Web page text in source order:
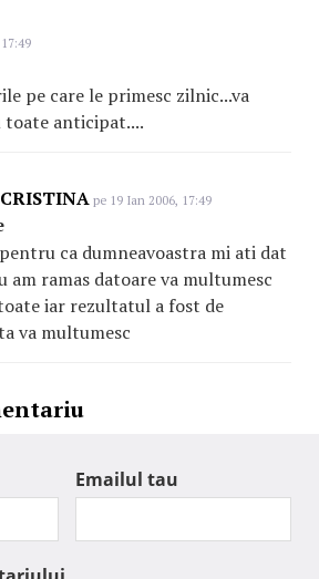
pe care le primesc zilnic...va
anticipat....
pe 19 Ian 2006, 17:49
ca dumneavoastra mi ati dat
am ramas datoare va multumesc
iar rezultatul a fost de
va multumesc
Emailul tau